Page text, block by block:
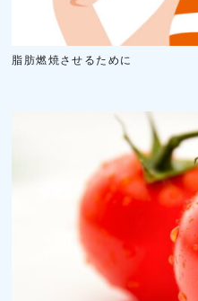
脂肪燃焼させるために